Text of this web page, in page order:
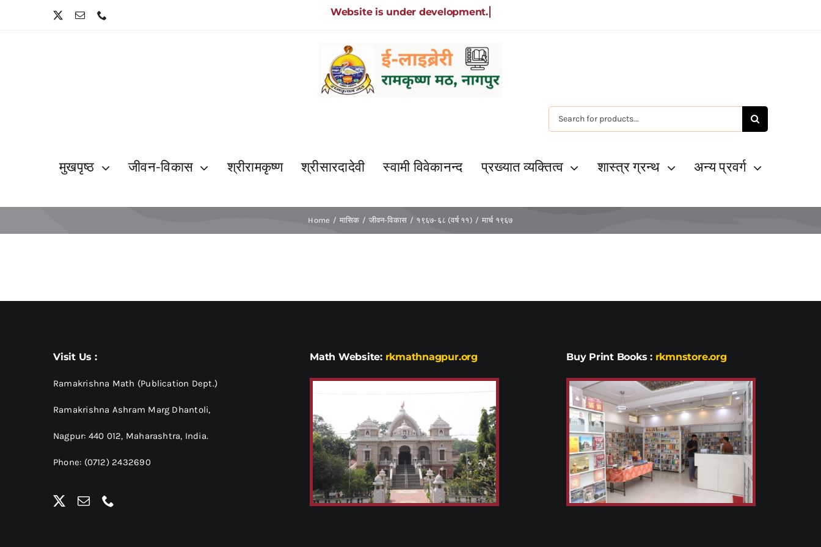
Search
for:
मुखपृष्ठ जीवन-विकास श्रीरामकृष्ण श्रीसारदादेवी स्वामी विवेकानन्द प्रख्यात व्यक्तित्व शास्त्र ग्रन्थ अन्य प्रवर्ग
Home मासिक जीवन-विकास १९६७-६८ (वर्ष ११) मार्च १९६७
Visit Us :
Ramakrishna Math (Publication Dept.)
Ramakrishna Ashram Marg Dhantoli,
Nagpur: 440 012, Maharashtra, India.
Phone: (0712) 2432690
Math Website: rkmathnagpur.org Buy Print Books : rkmnstore.org